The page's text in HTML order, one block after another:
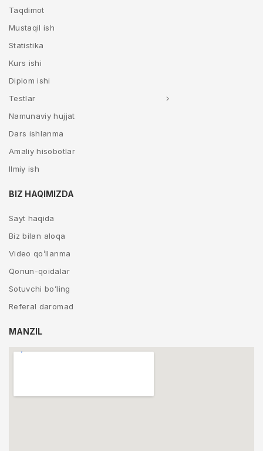
Taqdimot
Mustaqil ish
Statistika
Kurs ishi
Diplom ishi
Testlar
Namunaviy hujjat
Dars ishlanma
Amaliy hisobotlar
Ilmiy ish
BIZ HAQIMIZDA
Sayt haqida
Biz bilan aloqa
Video qo’llanma
Qonun-qoidalar
Sotuvchi bo’ling
Referal daromad
MANZIL